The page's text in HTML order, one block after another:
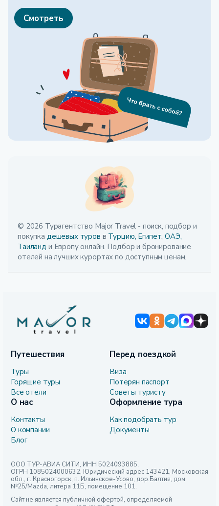
Смотреть
© 2026 Турагентство Major Travel - поиск, подбор и
покупка дешевых туров в Турцию, Египет, ОАЭ,
Таиланд и Европу онлайн. Подбор и бронирование
отелей на лучших курортах по доступным ценам.
Путешествия
Туры
Горящие туры
Все отели
Перед поездкой
Виза
Потерян паспорт
Советы туристу
Оформление тура
Как подобрать тур
Документы
О нас
Контакты
О компании
Блог
ООО ТУР-АВИА СИТИ, ИНН 5024093885,
ОГРН 1085024000632, Юридический адрес 143421, Московская
обл., г. Красногорск, п. Ильинское-Усово, дор.Балтия, дом
№25/Mazda, литера 11Б, помещение 101.
Сайт не является публичной офертой, определяемой